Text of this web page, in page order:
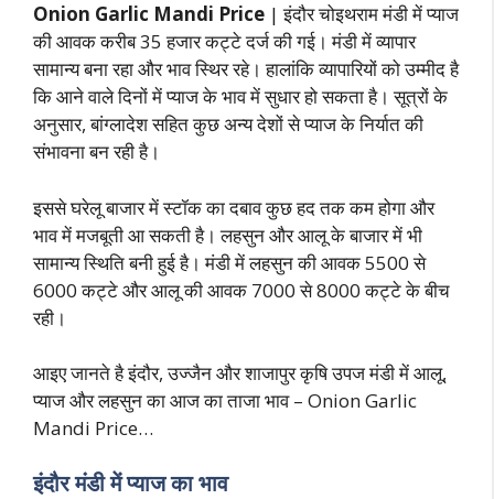
Onion Garlic Mandi Price | इंदौर चोइथराम मंडी में प्याज
की आवक करीब 35 हजार कट्टे दर्ज की गई। मंडी में व्यापार
सामान्य बना रहा और भाव स्थिर रहे। हालांकि व्यापारियों को उम्मीद है
कि आने वाले दिनों में प्याज के भाव में सुधार हो सकता है। सूत्रों के
अनुसार, बांग्लादेश सहित कुछ अन्य देशों से प्याज के निर्यात की
संभावना बन रही है।
इससे घरेलू बाजार में स्टॉक का दबाव कुछ हद तक कम होगा और
भाव में मजबूती आ सकती है। लहसुन और आलू के बाजार में भी
सामान्य स्थिति बनी हुई है। मंडी में लहसुन की आवक 5500 से
6000 कट्टे और आलू की आवक 7000 से 8000 कट्टे के बीच
रही।
आइए जानते है इंदौर, उज्जैन और शाजापुर कृषि उपज मंडी में आलू,
प्याज और लहसुन का आज का ताजा भाव – Onion Garlic
Mandi Price…
इंदौर मंडी में प्याज का भाव